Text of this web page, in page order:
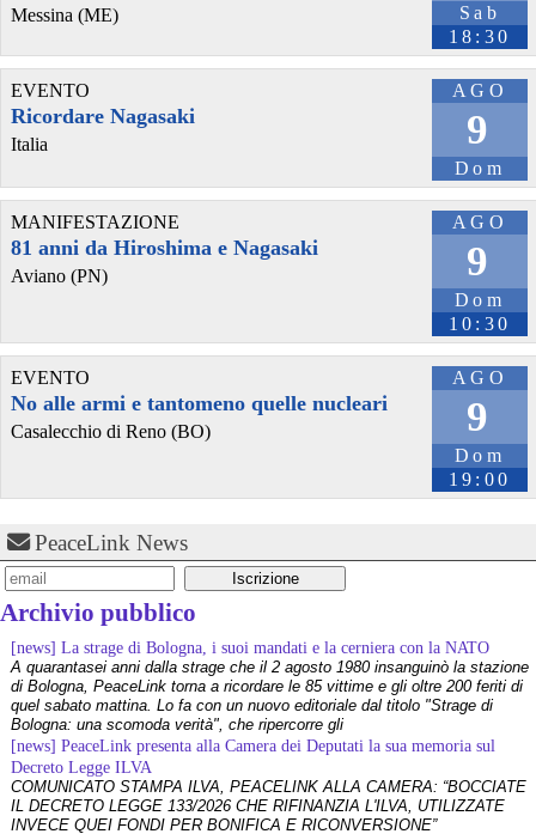
@benzinazero
Due esempi di spese che ci impoveriscono e ci danneggiano:
fumare e usare l'auto
benzinazero.wordpress.com/2026
#automobile #fumo economia
@benzinazero -
Due esempi di spese che ci impoveriscono e ci danneggiano:
fumare e usare l'auto
@AdoroIlGenio - 24/6/2026 19:22
ADORO IL GENIO - L'ODORE ED I SOLDI
Ah, se gli ascensori potessero parlare...
Sab
18:30
Messina (ME)
AGO
9
Dom
EVENTO
Ricordare Nagasaki
Italia
AGO
9
Dom
10:30
MANIFESTAZIONE
81 anni da Hiroshima e Nagasaki
Aviano (PN)
AGO
9
Dom
19:00
EVENTO
No alle armi e tantomeno quelle nucleari
Casalecchio di Reno (BO)
PeaceLink News
Archivio pubblico
[news] La strage di Bologna, i suoi mandati e la cerniera con la NATO
A quarantasei anni dalla strage che il 2 agosto 1980 insanguinò la stazione
di Bologna, PeaceLink torna a ricordare le 85 vittime e gli oltre 200 feriti di
quel sabato mattina. Lo fa con un nuovo editoriale dal titolo "Strage di
Bologna: una scomoda verità", che ripercorre gli
[news] PeaceLink presenta alla Camera dei Deputati la sua memoria sul
Decreto Legge ILVA
COMUNICATO STAMPA ILVA, PEACELINK ALLA CAMERA: “BOCCIATE
IL DECRETO LEGGE 133/2026 CHE RIFINANZIA L'ILVA, UTILIZZATE
INVECE QUEI FONDI PER BONIFICA E RICONVERSIONE”